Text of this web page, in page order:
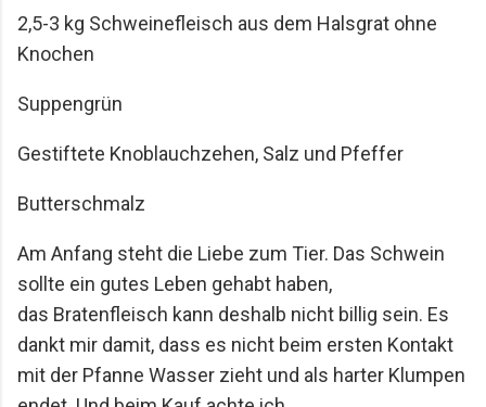
2,5-3 kg Schweinefleisch aus dem Halsgrat ohne
Knochen
Suppengrün
Gestiftete Knoblauchzehen, Salz und Pfeffer
Butterschmalz
Am Anfang steht die Liebe zum Tier. Das Schwein
sollte ein gutes Leben gehabt haben,
das Bratenfleisch kann deshalb nicht billig sein. Es
dankt mir damit, dass es nicht beim ersten Kontakt
mit der Pfanne Wasser zieht und als harter Klumpen